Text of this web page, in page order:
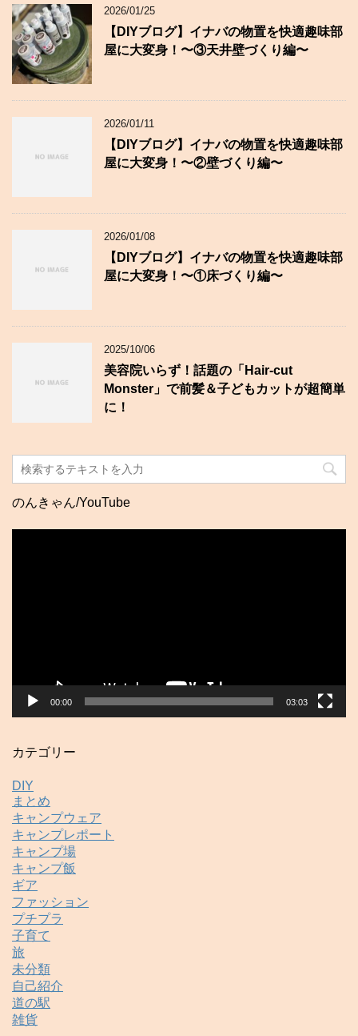
2026/01/25
【DIYブログ】イナバの物置を快適趣味部
屋に大変身！〜③天井壁づくり編〜
2026/01/11
【DIYブログ】イナバの物置を快適趣味部
屋に大変身！〜②壁づくり編〜
2026/01/08
【DIYブログ】イナバの物置を快適趣味部
屋に大変身！〜①床づくり編〜
2025/10/06
美容院いらず！話題の「Hair-cut
Monster」で前髪＆子どもカットが超簡単
に！
のんきゃん/YouTube
00:00 03:03
カテゴリー
DIY
まとめ
キャンプウェア
キャンプレポート
キャンプ場
キャンプ飯
ギア
ファッション
プチプラ
子育て
旅
未分類
自己紹介
道の駅
雑貨